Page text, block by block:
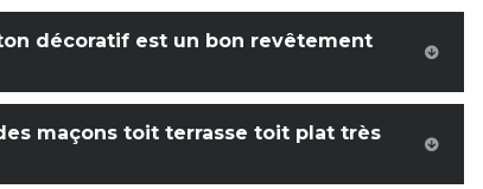
décoratif est un bon revêtement
maçons toit terrasse toit plat très